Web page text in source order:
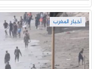
أخبار المغرب